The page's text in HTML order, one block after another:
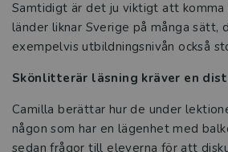
Samtidigt är det ju viktigt att komma
länder liknar Sverige på många sätt,
exempelvis utbildningsnivån också
Skönlitterär läsning kräver en
Camilla berättar hur de under
någon som har en lägenhet med
sedan frågor till eleverna för att